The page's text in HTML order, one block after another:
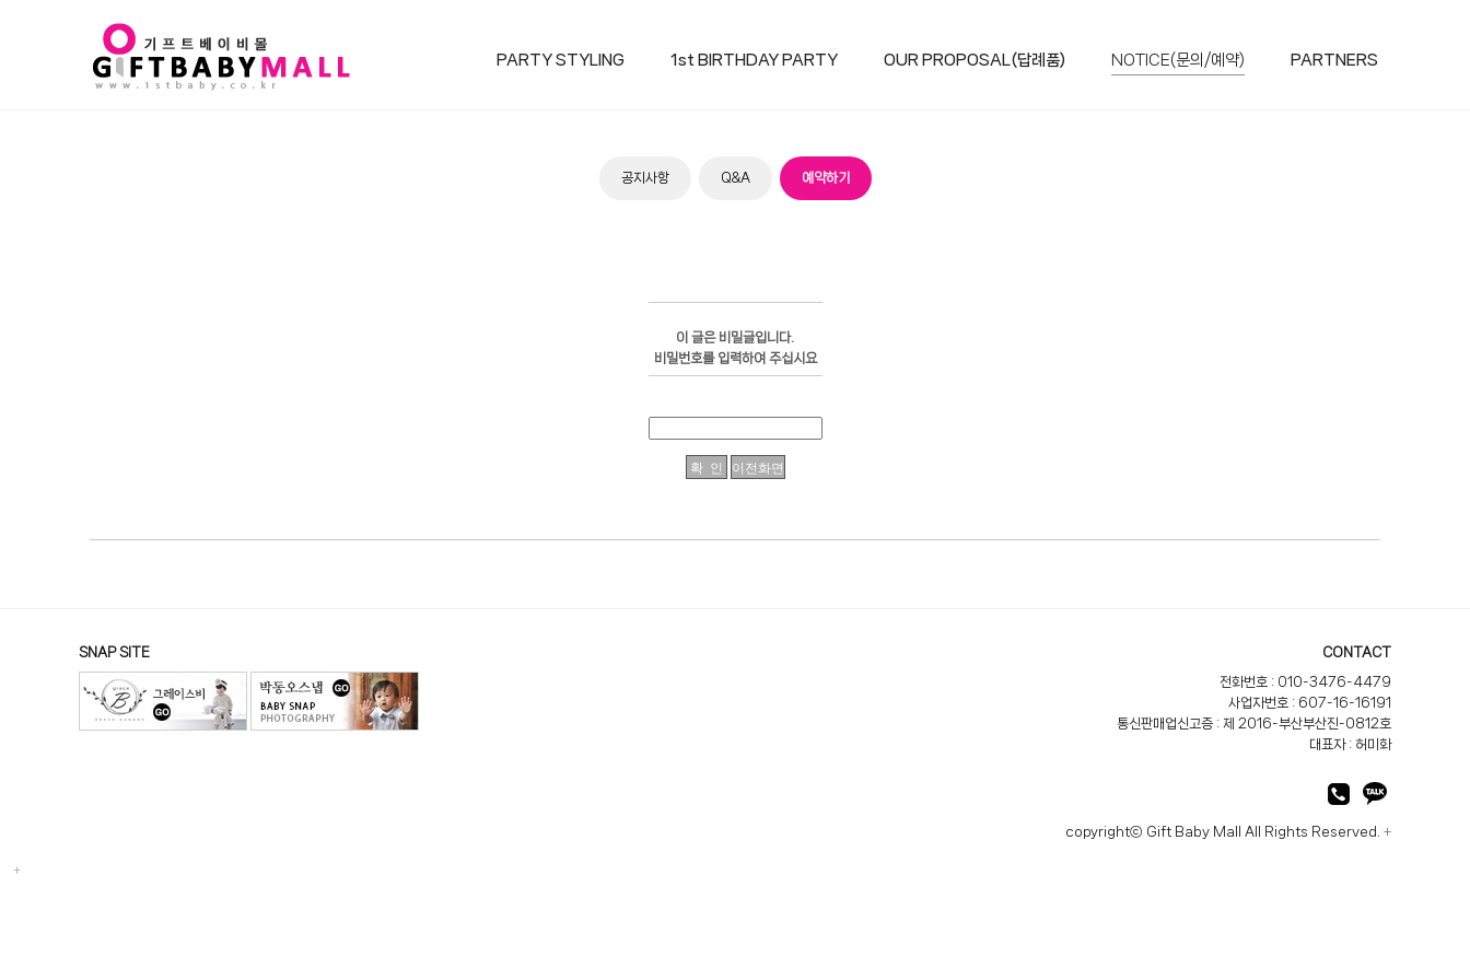
PARTY STYLING 1st BIRTHDAY PARTY OUR PROPOSAL(답례품) NOTICE(문의/예약) PARTNERS
Promotion
공지사항 Q&A 예약하기
이 글은 비밀글입니다.
비밀번호를 입력하여 주십시요
SNAP SITE CONTACT
전화번호 : 010-3476-4479
사업자번호 : 607-16-16191
통신판매업신고증 : 제 2016-부산부산진-0812호
대표자 : 허미화
copyrightⓒ Gift Baby Mall All Rights Reserved. +